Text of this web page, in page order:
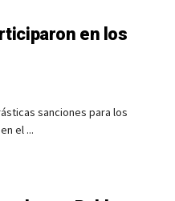
en los
sanciones para los
el ...